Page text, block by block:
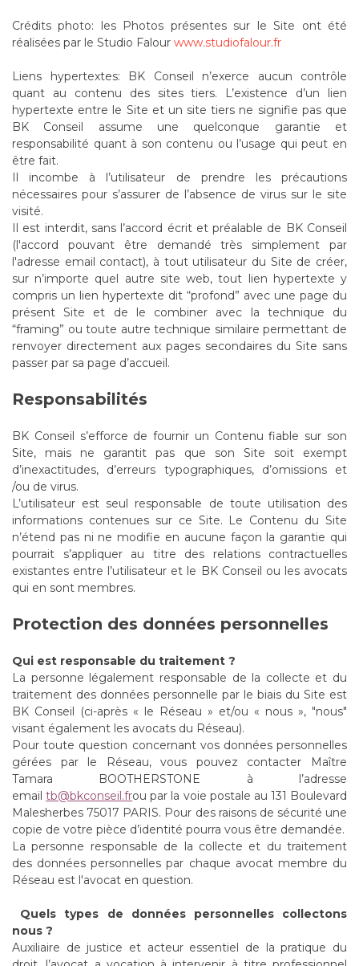
Crédits photo: les Photos présentes sur le Site ont été
réalisées par le Studio Falour www.studiofalour.fr
Liens hypertextes: BK Conseil n’exerce aucun contrôle
quant au contenu des sites tiers. L’existence d’un lien
hypertexte entre le Site et un site tiers ne signifie pas que
BK Conseil assume une quelconque garantie et
responsabilité quant à son contenu ou l’usage qui peut en
être fait.
Il incombe à l’utilisateur de prendre les précautions
nécessaires pour s’assurer de l’absence de virus sur le site
visité.
Il est interdit, sans l’accord écrit et préalable de BK Conseil
(l'accord pouvant être demandé très simplement par
l'adresse email contact), à tout utilisateur du Site de créer,
sur n’importe quel autre site web, tout lien hypertexte y
compris un lien hypertexte dit “profond” avec une page du
présent Site et de le combiner avec la technique du
“framing” ou toute autre technique similaire permettant de
renvoyer directement aux pages secondaires du Site sans
passer par sa page d’accueil.
Responsabilités
BK Conseil s’efforce de fournir un Contenu fiable sur son
Site, mais ne garantit pas que son Site soit exempt
d’inexactitudes, d’erreurs typographiques, d’omissions et
/ou de virus.
L’utilisateur est seul responsable de toute utilisation des
informations contenues sur ce Site. Le Contenu du Site
n’étend pas ni ne modifie en aucune façon la garantie qui
pourrait s’appliquer au titre des relations contractuelles
existantes entre l’utilisateur et le BK Conseil ou les avocats
qui en sont membres.
Protection des données personnelles
Qui est responsable du traitement ?
La personne légalement responsable de la collecte et du
traitement des données personnelle par le biais du Site est
BK Conseil (ci-après « le Réseau » et/ou « nous », "nous"
visant également les avocats du Réseau).
Pour toute question concernant vos données personnelles
gérées par le Réseau, vous pouvez contacter Maître
Tamara BOOTHERSTONE à l’adresse
emailtb@bkconseil.frou par la voie postale au 131 Boulevard
Malesherbes 75017 PARIS. Pour des raisons de sécurité une
copie de votre pièce d’identité pourra vous être demandée.
La personne responsable de la collecte et du traitement
des données personnelles par chaque avocat membre du
Réseau est l'avocat en question.
Quels types de données personnelles collectons
nous ?
Auxiliaire de justice et acteur essentiel de la pratique du